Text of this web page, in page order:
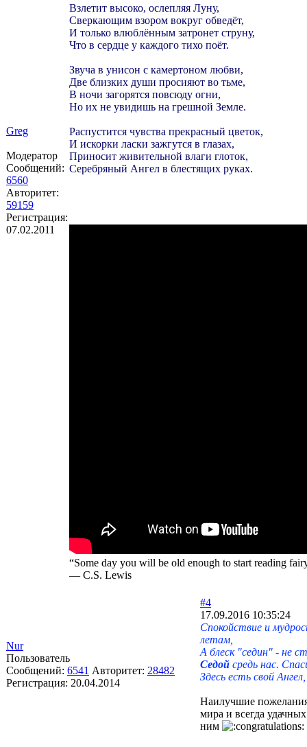
Greg
Модератор
Сообщений:
6560
Авторитет:
59159
Регистрация:
07.02.2011
Взлетит высоко, ослепляя Луну,
Сверкающим взором вокруг обведёт,
И только влюблённым затронет струну,
Что в сердце у каждого тихо поёт.
Звуча в унисон с камертоном любви,
Две близких души просияют во тьме,
В ночи загорятся повсюду огни,
Но их не увидишь на грешной Земле.
Распустится чувства прекрасный цветок,
И искорки ласки зажгутся в глазах,
Приносит живительной влаги глоток,
Серебряный Ангел в блестящих руках.
“Some day you will be old enough to start reading
― C.S. Lewis
Nur
Пользователь
Сообщений: 6541 Авторитет: 28482
Регистрация: 20.04.2014
#4
17.09.2016 10:35:24
Спокойствие и
летам,
А блеск "седин" - не
Седой средь нас.
Здесь есть свой
Наилучшие
мира и всегда
ним